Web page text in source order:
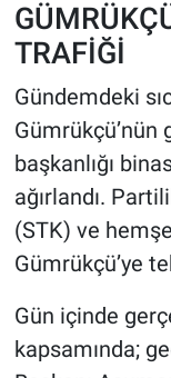
TRAFİĞİ
Gündemdeki
Gümrükçü’nün
başkanlığı
ağırlandı.
(STK) ve
Gümrükçü’ye
Gün içinde
kapsamında;